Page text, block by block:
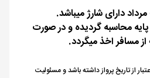
دارای شارژ میباشد.
محاسبه گردیده و در صورت
مسافر اخذ میگردد.
بایست حداقل 7 ماه اعتبار از تاریخ پرواز داشته باشد و مسئولیت